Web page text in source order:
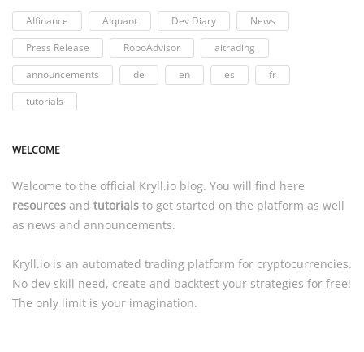
AIfinance AIquant Dev Diary
News
Press Release
RoboAdvisor
aitrading
announcements
de en es
fr
tutorials
WELCOME
Welcome to the official Kryll.io blog. You will find here
resources and tutorials to get started on the platform as well
as news and announcements.
Kryll.io is an automated trading platform for cryptocurrencies.
No dev skill need, create and backtest your strategies for free!
The only limit is your imagination.